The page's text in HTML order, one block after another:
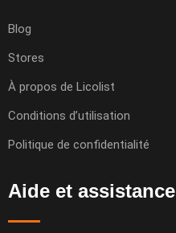
Blog
Stores
À propos de Licolist
Conditions d’utilisation
Politique de confidentialité
Aide et assistance